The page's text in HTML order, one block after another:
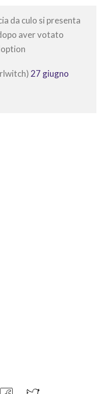
da culo si presenta
aver votato
27 giugno